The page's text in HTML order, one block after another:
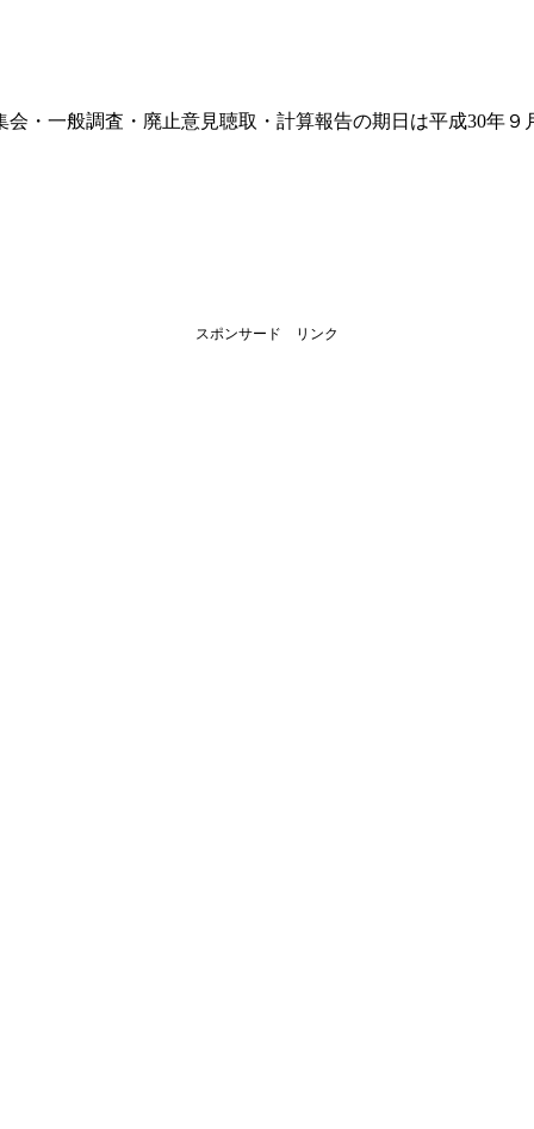
・一般調査・廃止意見聴取・計算報告の期日は平成30年９
スポンサード リンク